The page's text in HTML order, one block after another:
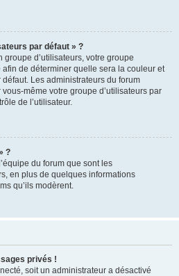
par défaut » ?
groupe d’utilisateurs, votre groupe
afin de déterminer quelle sera la couleur et
Les administrateurs du forum
même votre groupe d’utilisateurs par
de l’utilisateur.
?
du forum que sont les
en plus de quelques informations
qu’ils modèrent.
privés !
soit un administrateur a désactivé